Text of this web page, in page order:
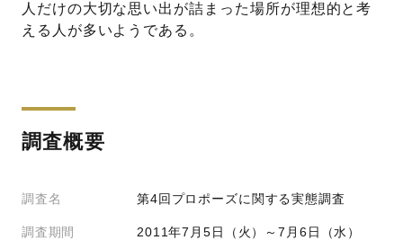
人だけの大切な思い出が詰まった場所が理想的と考
える人が多いようである。
調査概要
調査名 第4回プロポーズに関する実態調査
調査期間 2011年7月5日（火）～7月6日（水）